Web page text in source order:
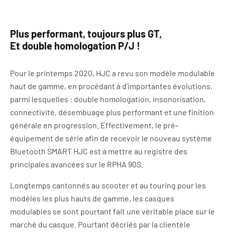
Plus performant, toujours plus GT,
Et double homologation P/J !
Pour le printemps 2020, HJC a revu son modèle modulable
haut de gamme, en procédant à d’importantes évolutions,
parmi lesquelles : double homologation, insonorisation,
connectivité, désembuage plus performant et une finition
générale en progression. Effectivement, le pré-
équipement de série afin de recevoir le nouveau système
Bluetooth SMART HJC est à mettre au registre des
principales avancées sur le RPHA 90S.
Longtemps cantonnés au scooter et au touring pour les
modèles les plus hauts de gamme, les casques
modulables se sont pourtant fait une véritable place sur le
marché du casque. Pourtant décriés par la clientèle